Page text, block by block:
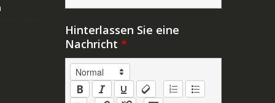
Hinterlassen Sie eine
Nachricht *